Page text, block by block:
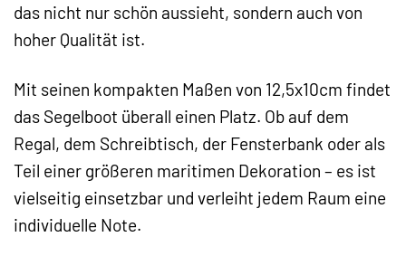
das nicht nur schön aussieht, sondern auch von
hoher Qualität ist.
Mit seinen kompakten Maßen von 12,5x10cm findet
das Segelboot überall einen Platz. Ob auf dem
Regal, dem Schreibtisch, der Fensterbank oder als
Teil einer größeren maritimen Dekoration – es ist
vielseitig einsetzbar und verleiht jedem Raum eine
individuelle Note.